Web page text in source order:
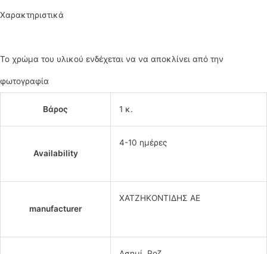
Χαρακτηριστικά
Το χρώμα του υλικού ενδέχεται να να αποκλίνει από την
φωτογραφία
Βάρος 1 κ.
Availability
4-10 ημέρες
manufacturer
ΧΑΤΖΗΚΟΝΤΙΔΗΣ ΑΕ